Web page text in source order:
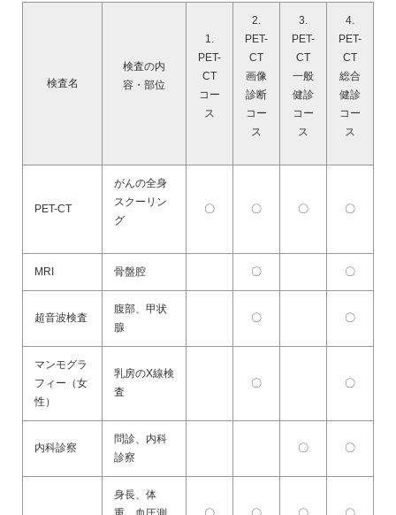
検査名
検査の内
容・部位
1.
PET-
CT
コー
ス
2.
PET-
CT
画像
診断
コー
ス
3.
PET-
CT
一般
健診
コー
ス
4.
PET-
CT
総合
健診
コー
ス
PET-CT
がんの全身
スクーリン
グ
〇 〇 〇 〇
MRI 骨盤腔 〇 〇
超音波検査
腹部、甲状
腺
〇 〇
マンモグラ
フィー（女
性）
乳房のX線検
査
〇 〇
内科診察
問診、内科
診察
〇 〇
身長、体